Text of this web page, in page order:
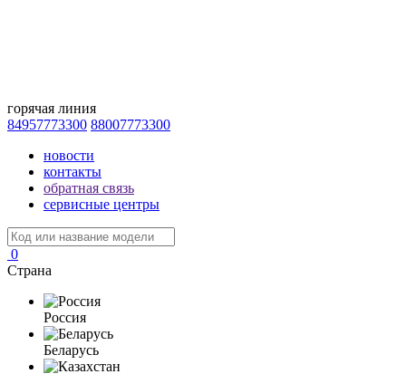
горячая линия
84957773300 88007773300
новости
контакты
обратная связь
сервисные центры
0
Страна
Россия
Беларусь